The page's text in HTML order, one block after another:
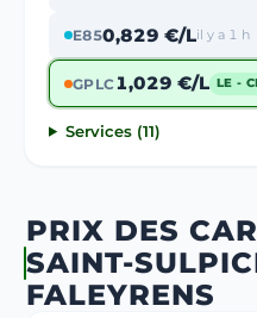
E850,829 €/Lil y a 1 h
GPLC1,029 €/L LE -
Services (11)
PRIX DES
SAINT-
FALEYRENS